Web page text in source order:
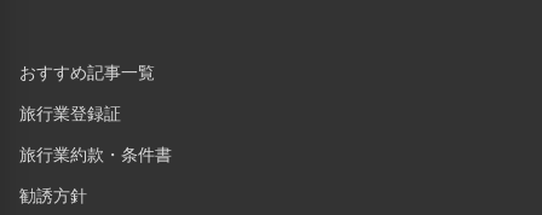
おすすめ記事一覧
旅行業登録証
旅行業約款・条件書
勧誘方針